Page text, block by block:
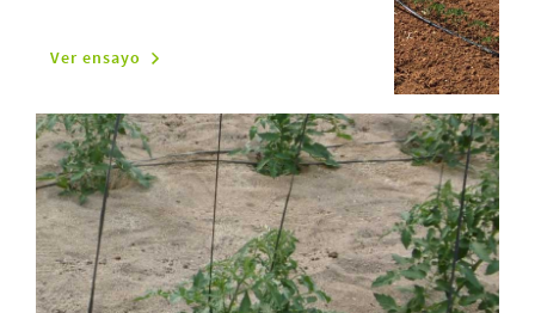
Ver ensayo